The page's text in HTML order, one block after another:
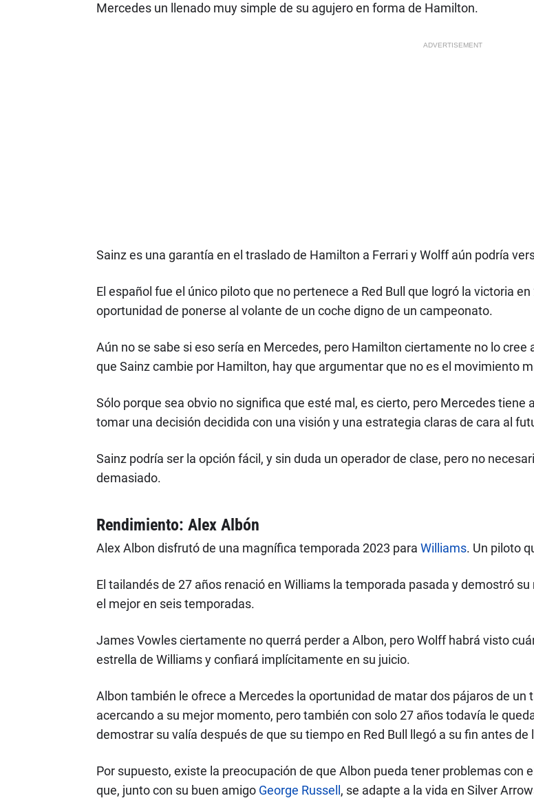
Mercedes un llenado muy simple de su agujero en forma de Hamilton.
ADVERTISEMENT
Sainz es una garantía en el traslado de Hamilton a Ferrari y Wolff aún podría
El español fue el único piloto que no pertenece a Red Bull que logró la victoria
oportunidad de ponerse al volante de un coche digno de un campeonato.
Aún no se sabe si eso sería en Mercedes, pero Hamilton ciertamente no lo
que Sainz cambie por Hamilton, hay que argumentar que no es el movimiento
Sólo porque sea obvio no significa que esté mal, es cierto, pero Mercedes
tomar una decisión decidida con una visión y una estrategia claras de cara al
Sainz podría ser la opción fácil, y sin duda un operador de clase, pero no
demasiado.
Rendimiento: Alex Albón
Alex Albon disfrutó de una magnífica temporada 2023 para Williams. Un piloto
El tailandés de 27 años renació en Williams la temporada pasada y demostró
el mejor en seis temporadas.
James Vowles ciertamente no querrá perder a Albon, pero Wolff habrá visto
estrella de Williams y confiará implícitamente en su juicio.
Albon también le ofrece a Mercedes la oportunidad de matar dos pájaros de
acercando a su mejor momento, pero también con solo 27 años todavía le
demostrar su valía después de que su tiempo en Red Bull llegó a su fin antes de
Por supuesto, existe la preocupación de que Albon pueda tener problemas con
que, junto con su buen amigo George Russell , se adapte a la vida en Silver